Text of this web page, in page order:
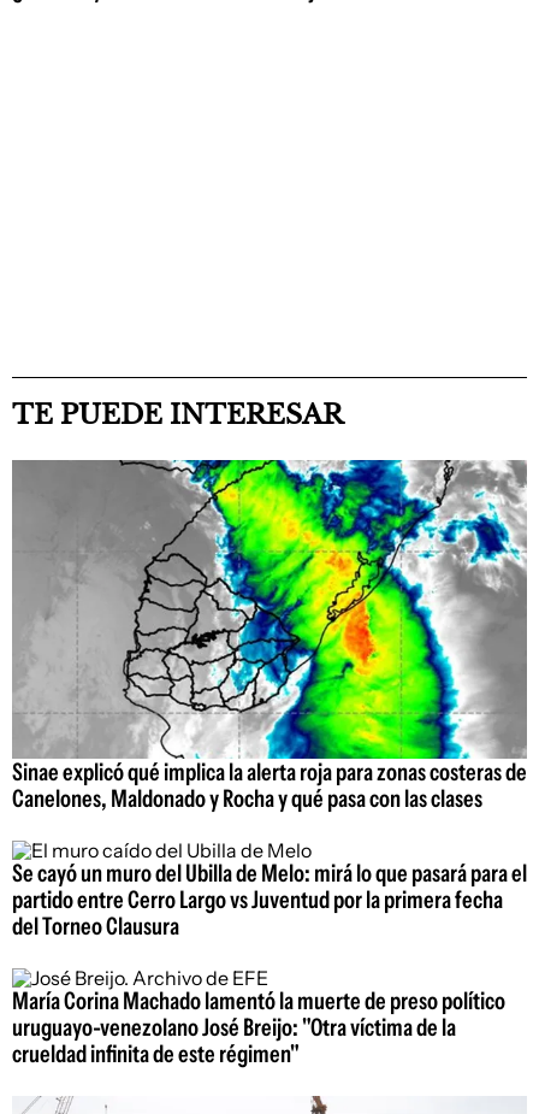
TE PUEDE INTERESAR
Sinae explicó qué implica la alerta roja para zonas costeras de
Canelones, Maldonado y Rocha y qué pasa con las clases
Se cayó un muro del Ubilla de Melo: mirá lo que pasará para el
partido entre Cerro Largo vs Juventud por la primera fecha
del Torneo Clausura
María Corina Machado lamentó la muerte de preso político
uruguayo-venezolano José Breijo: "Otra víctima de la
crueldad infinita de este régimen"